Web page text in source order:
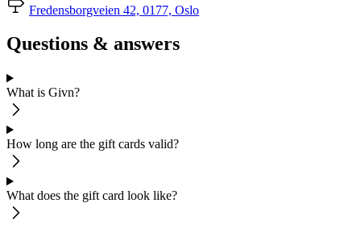
Fredensborgveien 42, 0177, Oslo
Questions & answers
What is Givn?
How long are the gift cards valid?
What does the gift card look like?